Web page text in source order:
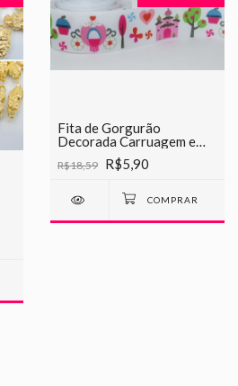
Fita de Gorgurão
Decorada Carruagem e
Castelo Chinesinha 38mm
R$18,59 R$5,90